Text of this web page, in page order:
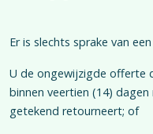
Er is slechts sprake van
U de ongewijzigde offerte
binnen veertien (14)
getekend retourneert; of